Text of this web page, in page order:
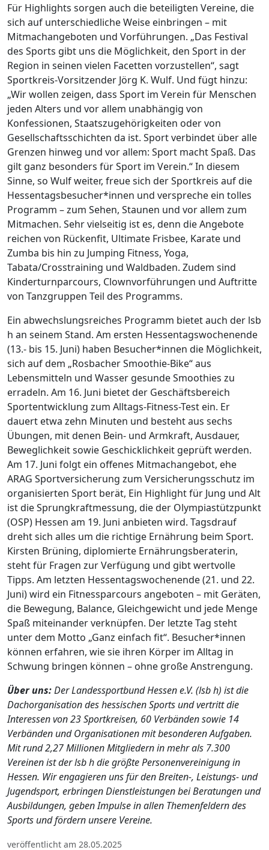
Für Highlights sorgen auch die beteiligten Vereine, die
sich auf unterschiedliche Weise einbringen – mit
Mitmachangeboten und Vorführungen. „Das Festival
des Sports gibt uns die Möglichkeit, den Sport in der
Region in seinen vielen Facetten vorzustellen“, sagt
Sportkreis-Vorsitzender Jörg K. Wulf. Und fügt hinzu:
„Wir wollen zeigen, dass Sport im Verein für Menschen
jeden Alters und vor allem unabhängig von
Konfessionen, Staatszugehörigkeiten oder von
Gesellschaftsschichten da ist. Sport verbindet über alle
Grenzen hinweg und vor allem: Sport macht Spaß. Das
gilt ganz besonders für Sport im Verein.“ In diesem
Sinne, so Wulf weiter, freue sich der Sportkreis auf die
Hessentagsbesucher*innen und verspreche ein tolles
Programm – zum Sehen, Staunen und vor allem zum
Mitmachen. Sehr vielseitig ist es, denn die Angebote
reichen von Rückenfit, Ultimate Frisbee, Karate und
Zumba bis hin zu Jumping Fitness, Yoga,
Tabata/Crosstraining und Waldbaden. Zudem sind
Kinderturnparcours, Clownvorführungen und Auftritte
von Tanzgruppen Teil des Programms.
Ein abwechslungsreiches Programm bietet auch der lsb
h an seinem Stand. Am ersten Hessentagswochenende
(13.- bis 15. Juni) haben Besucher*innen die Möglichkeit,
sich auf dem „Rosbacher Smoothie-Bike“ aus
Lebensmitteln und Wasser gesunde Smoothies zu
erradeln. Am 16. Juni bietet der Geschäftsbereich
Sportentwicklung zum Alltags-Fitness-Test ein. Er
dauert etwa zehn Minuten und besteht aus sechs
Übungen, mit denen Bein- und Armkraft, Ausdauer,
Beweglichkeit sowie Geschicklichkeit geprüft werden.
Am 17. Juni folgt ein offenes Mitmachangebot, ehe
ARAG Sportversicherung zum Versicherungsschutz im
organisierten Sport berät, Ein Highlight für Jung und Alt
ist die Sprungkraftmessung, die der Olympiastützpunkt
(OSP) Hessen am 19. Juni anbieten wird. Tagsdrauf
dreht sich alles um die richtige Ernährung beim Sport.
Kirsten Brüning, diplomierte Ernährungsberaterin,
steht für Fragen zur Verfügung und gibt wertvolle
Tipps. Am letzten Hessentagswochenende (21. und 22.
Juni) wird ein Fitnessparcours angeboten – mit Geräten,
die Bewegung, Balance, Gleichgewicht und jede Menge
Spaß miteinander verknüpfen. Der letzte Tag steht
unter dem Motto „Ganz einfach fit“. Besucher*innen
können erfahren, wie sie ihren Körper im Alltag in
Schwung bringen können – ohne große Anstrengung.
Über uns:Der Landessportbund Hessen e.V. (lsb h) ist die
Dachorganisation des hessischen Sports und vertritt die
Interessen von 23 Sportkreisen, 60 Verbänden sowie 14
Verbänden und Organisationen mit besonderen Aufgaben.
Mit rund 2,27 Millionen Mitgliedern in mehr als 7.300
Vereinen ist der lsb h die größte Personenvereinigung in
Hessen. Wir engagieren uns für den Breiten-, Leistungs- und
Jugendsport, erbringen Dienstleistungen bei Beratungen und
Ausbildungen, geben Impulse in allen Themenfeldern des
Sports und fördern unsere Vereine.
veröffentlicht am 28.05.2025